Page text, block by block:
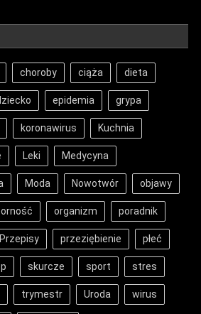
choroby ciąża dieta
epidemia grypa
koronawirus Kuchnia
Leki Medycyna
Moda Nowotwór objawy
organizm poradnik
Przepisy przeziębienie płeć
skurcze sport stres
trymestr Uroda wirus